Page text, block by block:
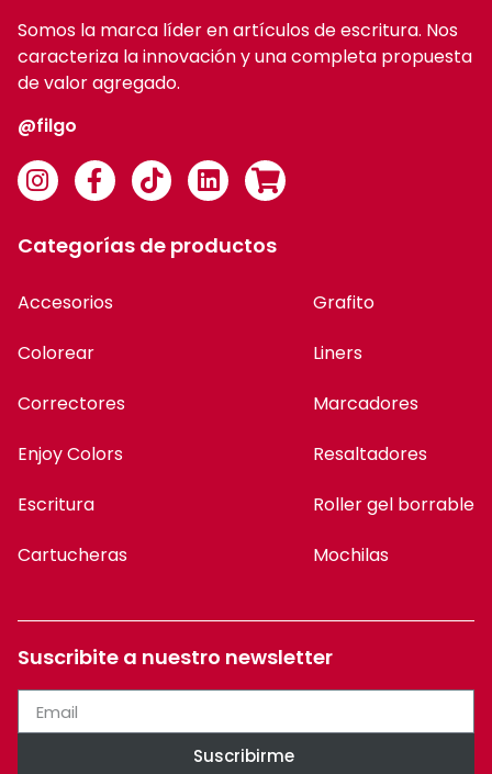
Somos la marca líder en artículos de escritura. Nos
caracteriza la innovación y una completa propuesta
de valor agregado.
@filgo
Categorías de productos
Accesorios
Colorear
Correctores
Enjoy Colors
Escritura
Cartucheras
Grafito
Liners
Marcadores
Resaltadores
Roller gel borrable
Mochilas
Suscribite a nuestro newsletter
Suscribirme